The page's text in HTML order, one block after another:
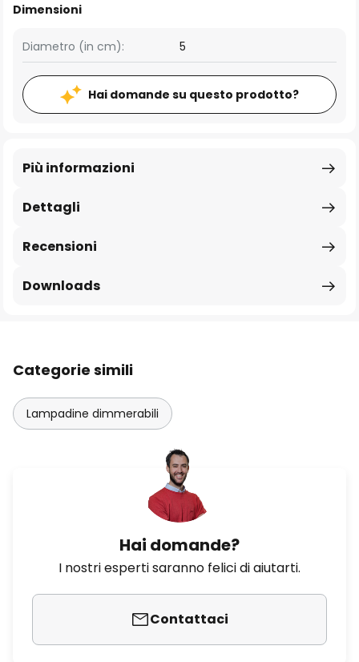
Dimensioni
Diametro (in cm): 5
Hai domande su questo prodotto?
Dettagli
Più informazioni
Recensioni
Downloads
Categorie simili
Lampadine dimmerabili
Hai domande?
I nostri esperti saranno felici di aiutarti.
Contattaci